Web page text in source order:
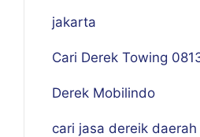
jakarta
Cari Derek Towing
Derek Mobilindo
cari jasa dereik